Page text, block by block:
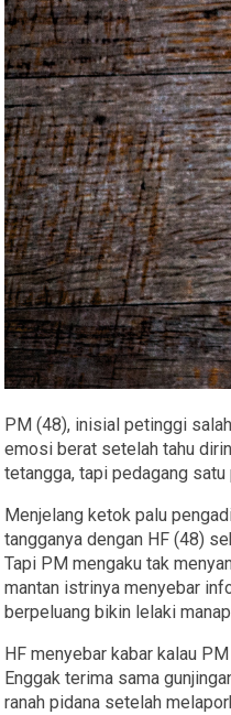
PM (48), inisial petinggi
emosi berat setelah tahu
tetangga, tapi pedagang satu
Menjelang ketok palu
tangganya dengan HF (48)
Tapi PM mengaku tak
mantan istrinya menyebar
berpeluang bikin lelaki
HF menyebar kabar kalau
Enggak terima sama
ranah pidana setelah